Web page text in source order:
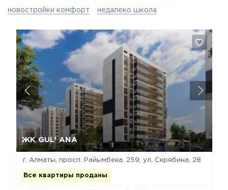
новостройки комфорт недалеко школа
ЖК GUL' ANA
г. Алматы, просп. Райымбека, 259, ул. Скрябина, 28
Все квартиры проданы
Да, удалить Отмена